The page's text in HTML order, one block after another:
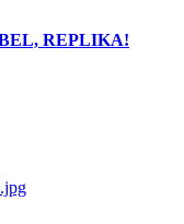
REPLIKA!